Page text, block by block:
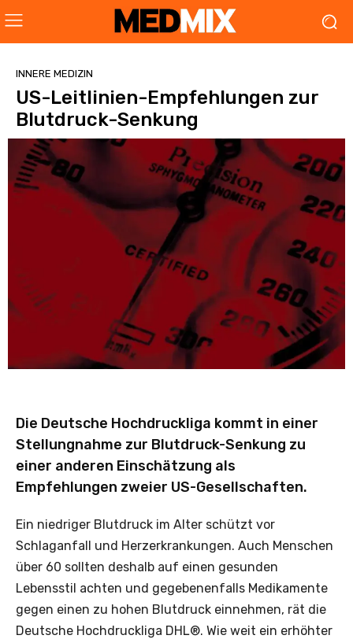
INNERE MEDIZIN
US-Leitlinien-Empfehlungen zur
Blutdruck-Senkung
Die Deutsche Hochdruckliga kommt in einer
Stellungnahme zur Blutdruck-Senkung zu
einer anderen Einschätzung als
Empfehlungen zweier US-Gesellschaften.
Ein niedriger Blutdruck im Alter schützt vor
Schlaganfall und Herzerkrankungen. Auch Menschen
über 60 sollten deshalb auf einen gesunden
Lebensstil achten und gegebenenfalls Medikamente
gegen einen zu hohen Blutdruck einnehmen, rät die
Deutsche Hochdruckliga DHL®. Wie weit ein erhöhter